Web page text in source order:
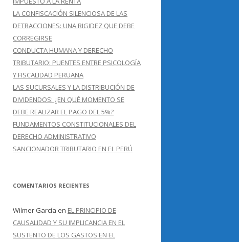
LA CONFISCACIÓN SILENCIOSA DE LAS
DETRACCIONES: UNA RIGIDEZ QUE DEBE
CORREGIRSE
CONDUCTA HUMANA Y DERECHO
TRIBUTARIO: PUENTES ENTRE PSICOLOGÍA
Y FISCALIDAD PERUANA
LAS SUCURSALES Y LA DISTRIBUCIÓN DE
DIVIDENDOS: ¿EN QUÉ MOMENTO SE
DEBE REALIZAR EL PAGO DEL 5%?
FUNDAMENTOS CONSTITUCIONALES DEL
DERECHO ADMINISTRATIVO
SANCIONADOR TRIBUTARIO EN EL PERÚ
COMENTARIOS RECIENTES
Wilmer García en EL PRINCIPIO DE
CAUSALIDAD Y SU IMPLICANCIA EN EL
SUSTENTO DE LOS GASTOS EN EL